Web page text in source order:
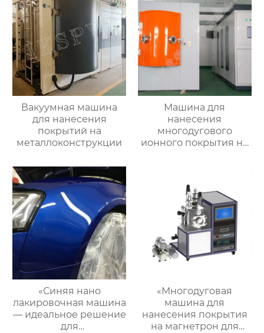
Вакуумная машина
для нанесения
покрытий на
металлоконструкции
Машина для
нанесения
многодугового
ионного покрытия на
«Синяя нано
лакировочная машина
— идеальное решение
для
«Многодуговая
машина для
нанесения покрытия
на магнетрон для